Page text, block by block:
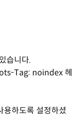
습니다.
Tag: noindex 헤
용하도록 설정하셨